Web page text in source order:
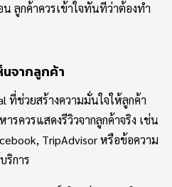
ลูกค้าควรเข้าใจทันทีว่าต้องทำ
นจากลูกค้า
ที่ช่วยสร้างความมั่นใจให้ลูกค้า
รควรแสดงรีวิวจากลูกค้าจริง เช่น
TripAdvisor หรือข้อความ
ริการ